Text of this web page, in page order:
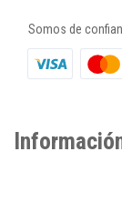
Somos de